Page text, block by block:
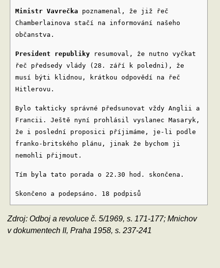
Ministr Vavrečka poznamenal, že již řeč
Chamberlainova stačí na informování našeho
občanstva.
President republiky resumoval, že nutno vyčkat
řeč předsedy vlády (28. září k poledni), že
musí býti klidnou, krátkou odpovědí na řeč
Hitlerovu.
Bylo takticky správné předsunovat vždy Anglii a
Francii. Ještě nyní prohlásil vyslanec Masaryk,
že i poslední proposici příjimáme, je-li podle
franko-britského plánu, jinak že bychom ji
nemohli přijmout.
Tím byla tato porada o 22.30 hod. skončena.
Skončeno a podepsáno. 18 podpisů
Zdroj: Odboj a revoluce č. 5/1969, s. 171-177; Mnichov
v dokumentech II, Praha 1958, s. 237-241